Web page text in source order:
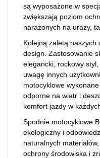
są wyposażone w
zwiększają poziom
narażonych na urazy,
Kolejną zaletą naszych
design. Zastosowanie
elegancki, rockowy
uwagę innych
motocyklowe
odporne na wiatr i
komfort jazdy w
Spodnie motocyklowe
ekologiczny i
naturalnych
ochrony środowiska i